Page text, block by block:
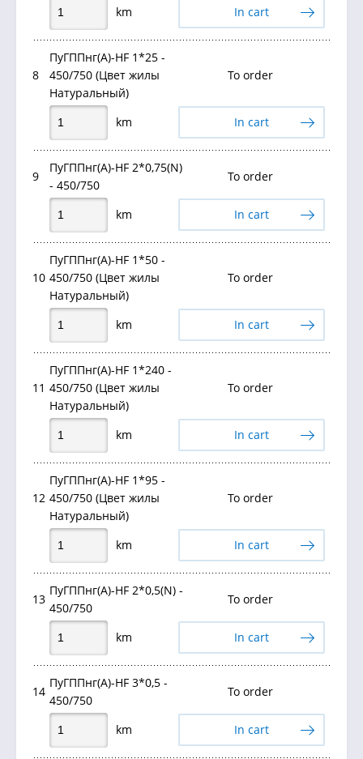
km In cart
8
ПуГППнг(А)-HF 1*25 -
450/750 (Цвет жилы
Натуральный)
To order
km In cart
9
ПуГППнг(А)-HF 2*0,75(N)
- 450/750
To order
km In cart
10
ПуГППнг(А)-HF 1*50 -
450/750 (Цвет жилы
Натуральный)
To order
km In cart
11
ПуГППнг(А)-HF 1*240 -
450/750 (Цвет жилы
Натуральный)
To order
km In cart
12
ПуГППнг(А)-HF 1*95 -
450/750 (Цвет жилы
Натуральный)
To order
km In cart
13
ПуГППнг(А)-HF 2*0,5(N) -
450/750
To order
km In cart
14
ПуГППнг(А)-HF 3*0,5 -
450/750
To order
km In cart